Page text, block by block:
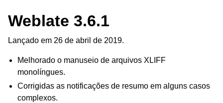
Weblate 3.6.1
Lançado em 26 de abril de 2019.
Melhorado o manuseio de arquivos XLIFF
monolíngues.
Corrigidas as notificações de resumo em alguns casos
complexos.